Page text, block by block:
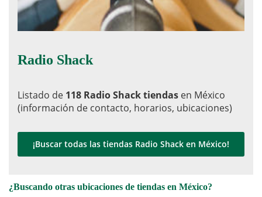
Radio Shack
Listado de 118 Radio Shack tiendas en México
(información de contacto, horarios, ubicaciones)
¡Buscar todas las tiendas Radio Shack en México!
¿Buscando otras ubicaciones de tiendas en México?